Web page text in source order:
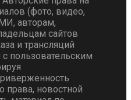
(фото, видео,
авторам,
сайтов
и трансляций
пользовательским
права, новостной